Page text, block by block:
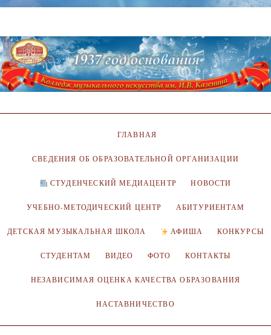
ГЛАВНАЯ
СВЕДЕНИЯ ОБ ОБРАЗОВАТЕЛЬНОЙ ОРГАНИЗАЦИИ
СТУДЕНЧЕСКИЙ МЕДИАЦЕНТР НОВОСТИ
УЧЕБНО-МЕТОДИЧЕСКИЙ ЦЕНТР АБИТУРИЕНТАМ
ДЕТСКАЯ МУЗЫКАЛЬНАЯ ШКОЛА АФИША КОНКУРСЫ
СТУДЕНТАМ ВИДЕО ФОТО КОНТАКТЫ
НЕЗАВИСИМАЯ ОЦЕНКА КАЧЕСТВА ОБРАЗОВАНИЯ
НАСТАВНИЧЕСТВО